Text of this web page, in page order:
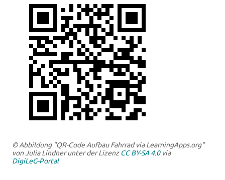
© Abbildung "QR-Code Aufbau Fahrrad via LearningApps.org"
von Julia Lindner unter der LizenzCC BY-SA 4.0via
DigiLeG-Portal